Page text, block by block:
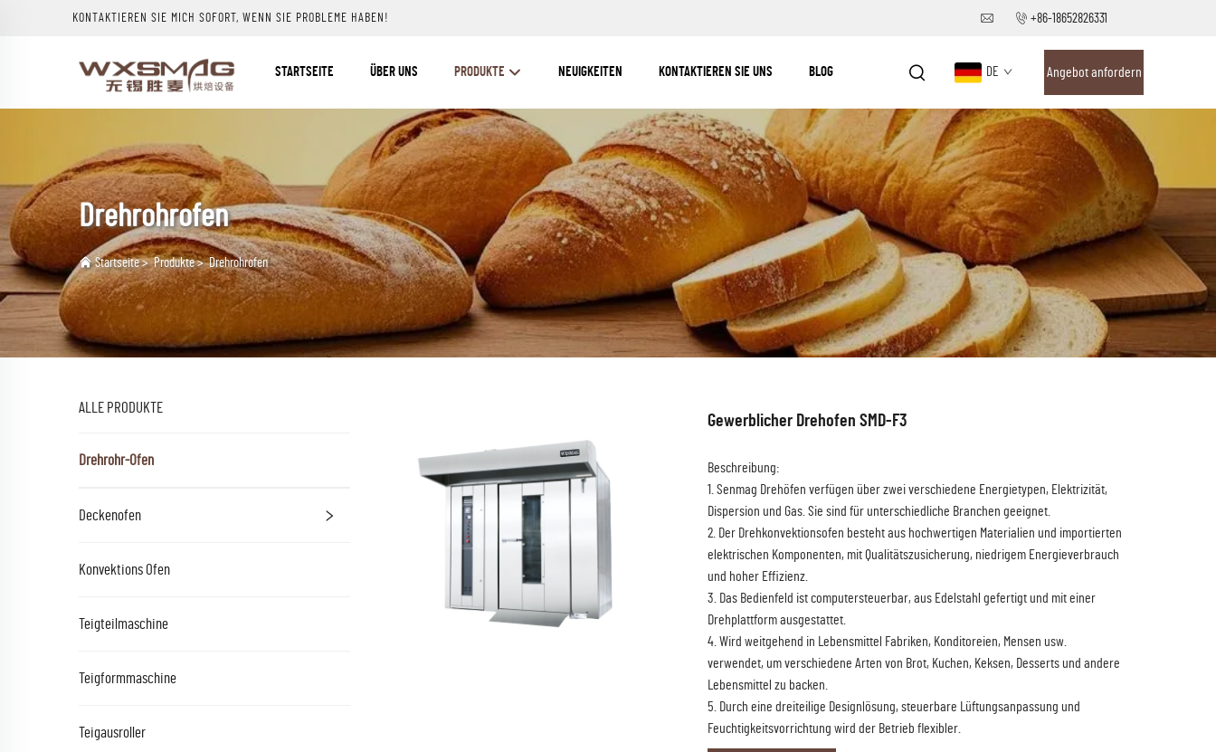
KONTAKTIEREN SIE MICH SOFORT, WENN SIE PROBLEME HABEN! +86-18652826331
STARTSEITE ÜBER UNS PRODUKTE NEUIGKEITEN KONTAKTIEREN SIE UNS BLOG DE Angebot anfordern
Drehrohrofen
Startseite>Produkte>Drehrohrofen
ALLE PRODUKTE
Drehrohr-Ofen
Deckenofen
Konvektions Ofen
Teigteilmaschine
Teigformmaschine
Teigausroller
Gewerblicher Drehofen SMD-F3
Beschreibung:
1. Senmag Drehöfen verfügen über zwei verschiedene Energietypen, Elektrizität,
Dispersion und Gas. Sie sind für unterschiedliche Branchen geeignet.
2. Der Drehkonvektionsofen besteht aus hochwertigen Materialien und importierten
elektrischen Komponenten, mit Qualitätszusicherung, niedrigem Energieverbrauch
und hoher Effizienz.
3. Das Bedienfeld ist computersteuerbar, aus Edelstahl gefertigt und mit einer
Drehplattform ausgestattet.
4. Wird weitgehend in Lebensmittel Fabriken, Konditoreien, Mensen usw.
verwendet, um verschiedene Arten von Brot, Kuchen, Keksen, Desserts und andere
Lebensmittel zu backen.
5. Durch eine dreiteilige Designlösung, steuerbare Lüftungsanpassung und
Feuchtigkeitsvorrichtung wird der Betrieb flexibler.